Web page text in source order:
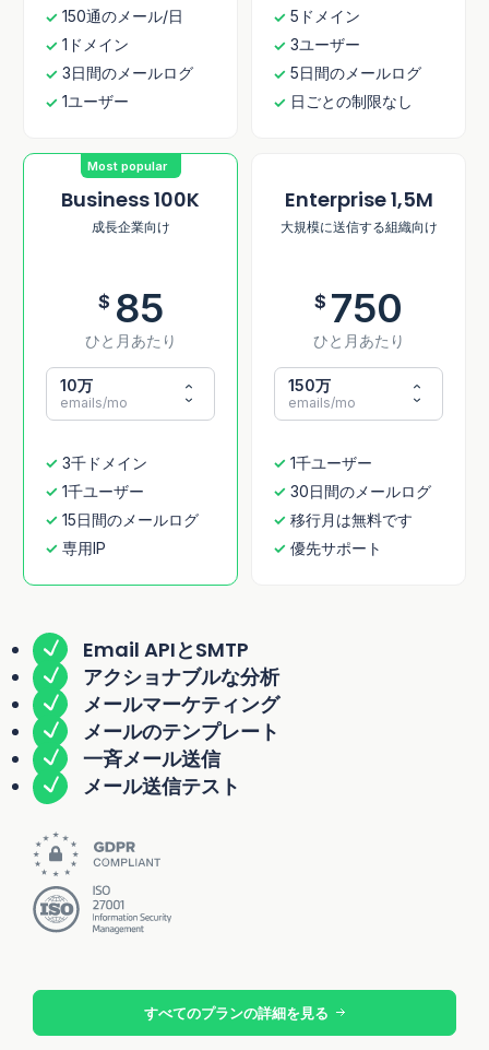
150通のメール/日
1ドメイン
3日間のメールログ
1ユーザー
5ドメイン
3ユーザー
5日間のメールログ
日ごとの制限なし
Most popular
Business 100K
成長企業向け
$ 85
ひと月あたり
10万
emails/mo
3千ドメイン
1千ユーザー
15日間のメールログ
専用IP
Enterprise 1,5M
大規模に送信する組織向け
$ 750
ひと月あたり
150万
emails/mo
1千ユーザー
30日間のメールログ
移行月は無料です
優先サポート
Email APIとSMTP
アクショナブルな分析
メールマーケティング
メールのテンプレート
一斉メール送信
メール送信テスト
すべてのプランの詳細を見る